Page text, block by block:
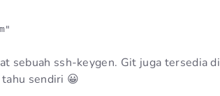
sebuah ssh-keygen. Git juga tersedia di
sendiri 😀